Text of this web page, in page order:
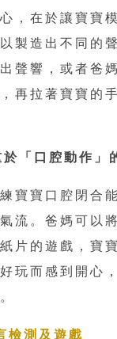
，在於讓寶寶
製造出不同的
聲響，或者爸
再拉著寶寶的
「口腔動作」
寶寶口腔閉合
流。爸媽可以
片的遊戲，寶
玩而感到開心
檢測及遊戲